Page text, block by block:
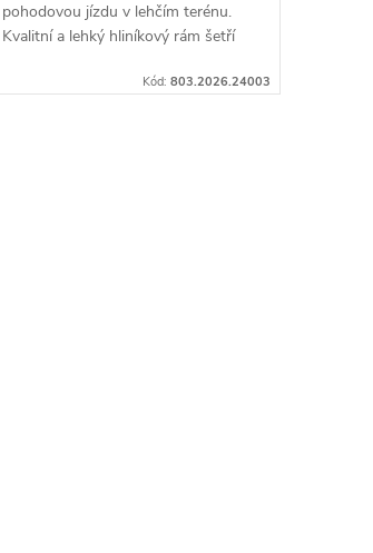
pohodovou jízdu v lehčím terénu.
Kvalitní a lehký hliníkový rám šetří
Kód: 803.2026.24003